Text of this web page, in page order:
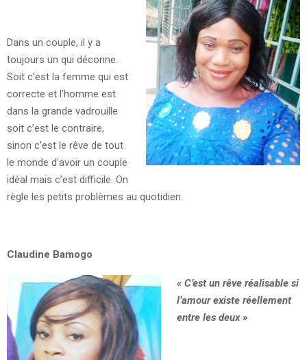
Dans un couple, il y a
toujours un qui déconne.
Soit c’est la femme qui est
correcte et l’homme est
dans la grande vadrouille
soit c’est le contraire,
sinon c’est le rêve de tout
le monde d’avoir un couple
idéal mais c’est difficile. On
règle les petits problèmes au quotidien.
Claudine Bamogo
« C’est un rêve réalisable si
l’amour existe réellement
entre les deux »